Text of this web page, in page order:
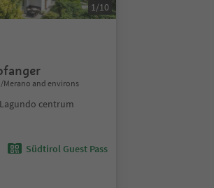
1/10
and environs
centrum
Südtirol Guest Pass